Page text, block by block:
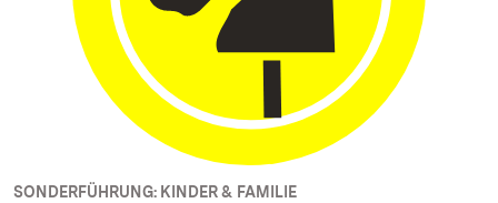
SONDERFÜHRUNG: KINDER & FAMILIE